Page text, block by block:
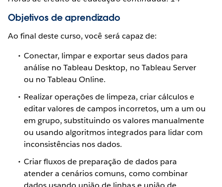
Objetivos de aprendizado
Ao final deste curso, você será capaz de:
Conectar, limpar e exportar seus dados para
análise no Tableau Desktop, no Tableau Server
ou no Tableau Online.
Realizar operações de limpeza, criar cálculos e
editar valores de campos incorretos, um a um ou
em grupo, substituindo os valores manualmente
ou usando algoritmos integrados para lidar com
inconsistências nos dados.
Criar fluxos de preparação de dados para
atender a cenários comuns, como combinar